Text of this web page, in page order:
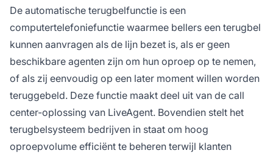
De automatische terugbelfunctie is een
computertelefoniefunctie waarmee bellers een terugbel
kunnen aanvragen als de lijn bezet is, als er geen
beschikbare agenten zijn om hun oproep op te nemen,
of als zij eenvoudig op een later moment willen worden
teruggebeld. Deze functie maakt deel uit van de call
center-oplossing van LiveAgent. Bovendien stelt het
terugbelsysteem bedrijven in staat om hoog
oproepvolume efficiënt te beheren terwijl klanten